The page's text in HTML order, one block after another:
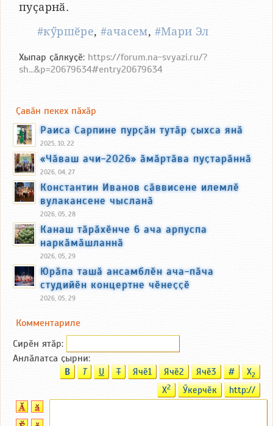
пуҫарнӑ.
#кӳршӗре,#ачасем, #Мари Эл
Хыпар ҫӑлкуҫӗ: https://forum.na-svyazi.ru/?
sh...&p=20679634#entry20679634
Ҫавӑн пекех пӑхӑр
Раиса Сарпине пурҫӑн тутӑр ҫыхса янӑ
2025, 10, 22
«Чӑваш ачи-2026» ӑмӑртӑва пуҫтарӑннӑ
2026, 04, 27
Константин Иванов сӑввисене илемлӗ
вулакансене чысланӑ
2026, 05, 28
Канаш тӑрӑхӗнче 6 ача арпуспа
наркӑмӑшланнӑ
2026, 05, 29
Юрӑпа ташӑ ансамблӗн ача-пӑча
студийӗн концертне чӗнеҫҫӗ
2026, 05, 29
Комментариле
Сирӗн ятӑp:
Анлӑлатса ҫырни:
B T U T Ячӗ1 Ячӗ2 Ячӗ3 # X2
X2 Ӳкерчӗк http://